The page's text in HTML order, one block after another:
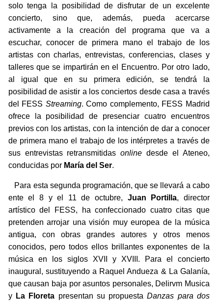
solo tenga la posibilidad de disfrutar de un excelente
concierto, sino que, además, pueda acercarse
activamente a la creación del programa que va a
escuchar, conocer de primera mano el trabajo de los
artistas con charlas, entrevistas, conferencias, clases y
talleres que se impartirán en el Encuentro. Por otro lado,
al igual que en su primera edición, se tendrá la
posibilidad de asistir a los conciertos desde casa a través
del FESS Streaming. Como complemento, FESS Madrid
ofrece la posibilidad de presenciar cuatro encuentros
previos con los artistas, con la intención de dar a conocer
de primera mano el trabajo de los intérpretes a través de
sus entrevistas retransmitidasonline desde el Ateneo,
conducidas por María del Ser.
Para esta segunda programación, que se llevará a cabo
ente el 8 y el 11 de octubre, Juan Portilla, director
artístico del FESS, ha confeccionado cuatro citas que
pretenden arrojar una visión muy europea de la música
antigua, con obras grandes autores y otros menos
conocidos, pero todos ellos brillantes exponentes de la
música en los siglos XVII y XVIII. Para el concierto
inaugural, sustituyendo a Raquel Andueza & La Galanía,
que causan baja por asuntos personales, Delirvm Musica
y La Floreta presentan su propuestaDanzas para dos